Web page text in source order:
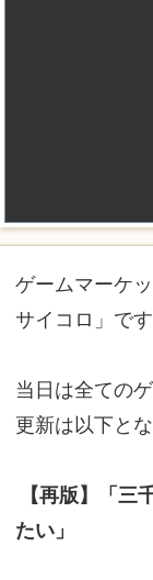
ゲームマーケ
サイコロ」です
当日は全ての
更新は以下とな
【再版】「三
たい」